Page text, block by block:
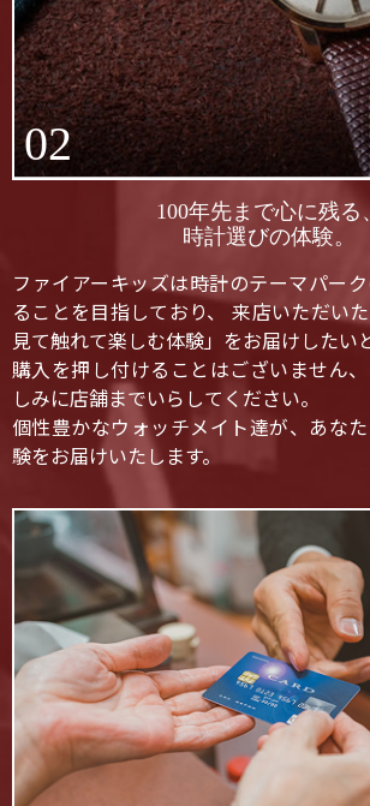
02
100年先まで心に残る、
時計選びの体験。
ファイアーキッズは時計のテーマパー
ることを目指しており、 来店いただい
見て触れて楽しむ体験」をお届けしたい
購入を押し付けることはございません
しみに店舗までいらしてください。
個性豊かなウォッチメイト達が、あな
験をお届けいたします。